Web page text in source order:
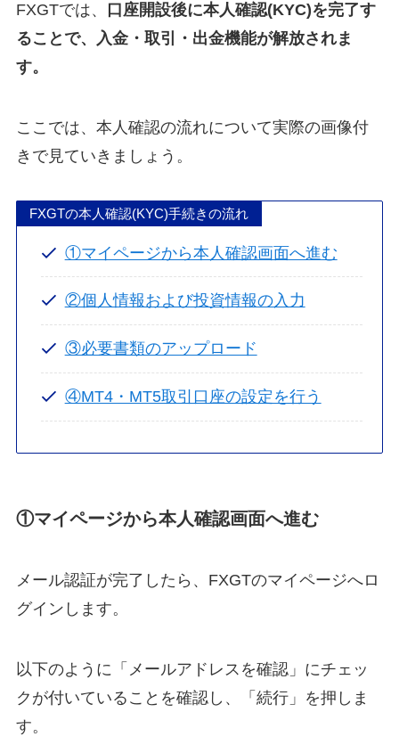
FXGTでは、
口座開設後に本人確認(KYC)を完了す
ることで、入金・取引・出金機能が解放されま
す。
ここでは、本人確認の流れについて実際の画像付
きで見ていきましょう。
FXGTの本人確認(KYC)手続きの流れ
①マイページから本人確認画面へ進む
②個人情報および投資情報の入力
③必要書類のアップロード
④MT4・MT5取引口座の設定を行う
①マイページから本人確認画面へ進む
メール認証が完了したら、FXGTのマイページへロ
グインします。
以下のように「メールアドレスを確認」にチェッ
クが付いていることを確認し、「続行」を押しま
す。